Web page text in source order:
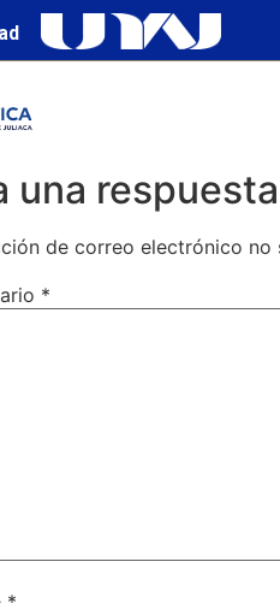
una respuesta
de correo electrónico no
*